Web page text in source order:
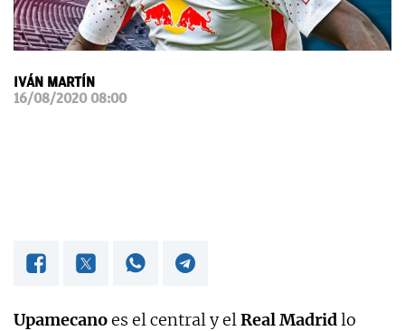
IVÁN MARTÍN
16/08/2020 08:00
Upamecanoes el central y elReal Madridlo